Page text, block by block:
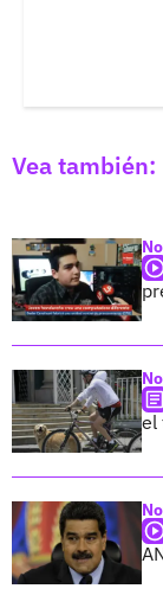
Vea también:
el